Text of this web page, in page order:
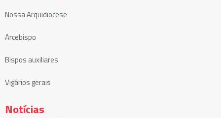
Nossa Arquidiocese
Arcebispo
Bispos auxiliares
Vigários gerais
Notícias